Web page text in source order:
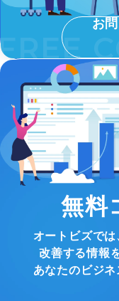
お
無料
オートビズで
改善する情報
あなたのビジネ